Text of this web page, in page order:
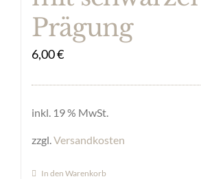
Prägung
6,00€
inkl. 19 % MwSt.
zzgl. Versandkosten
In den Warenkorb